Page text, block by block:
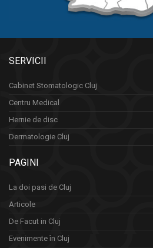
SERVICII
Cabinet Stomatologic Cluj
Centru Medical
Hernie de disc
Dermatologie Cluj
PAGINI
La doi pasi de Cluj
Articole
De Facut in Cluj
Evenimente în Cluj